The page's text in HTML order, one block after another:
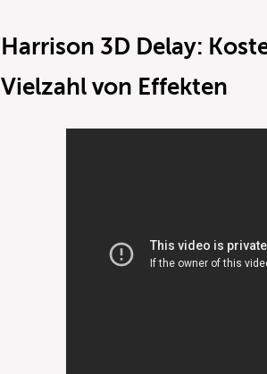
Harrison 3D Delay:
Vielzahl von Effekten